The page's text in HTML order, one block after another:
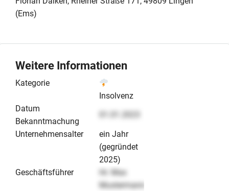
(Ems)
Weitere Informationen
Kategorie
Insolvenz
Datum
Bekanntmachung
Unternehmensalter
ein Jahr
(gegründet
2025)
Geschäftsführer
Hr. Max
Mustermann